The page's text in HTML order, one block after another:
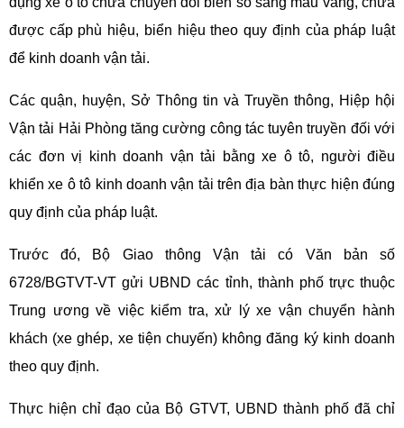
được cấp phù hiệu, biển hiệu theo quy định của pháp luật
để kinh doanh vận tải.
Các quận, huyện, Sở Thông tin và Truyền thông, Hiệp hội
Vận tải Hải Phòng tăng cường công tác tuyên truyền đối với
các đơn vị kinh doanh vận tải bằng xe ô tô, người điều
khiển xe ô tô kinh doanh vận tải trên địa bàn thực hiện đúng
quy định của pháp luật.
Trước đó, Bộ Giao thông Vận tải có Văn bản số
6728/BGTVT-VT gửi UBND các tỉnh, thành phố trực thuộc
Trung ương về việc kiểm tra, xử lý xe vận chuyển hành
khách (xe ghép, xe tiện chuyến) không đăng ký kinh doanh
theo quy định.
Thực hiện chỉ đạo của Bộ GTVT, UBND thành phố đã chỉ